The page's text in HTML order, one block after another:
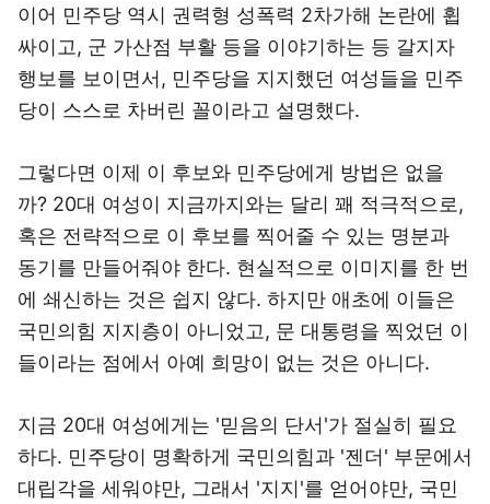
이어 민주당 역시 권력형 성폭력 2차가해 논란에 휩
싸이고, 군 가산점 부활 등을 이야기하는 등 갈지자
행보를 보이면서, 민주당을 지지했던 여성들을 민주
당이 스스로 차버린 꼴이라고 설명했다.
그렇다면 이제 이 후보와 민주당에게 방법은 없을
까? 20대 여성이 지금까지와는 달리 꽤 적극적으로,
혹은 전략적으로 이 후보를 찍어줄 수 있는 명분과
동기를 만들어줘야 한다. 현실적으로 이미지를 한 번
에 쇄신하는 것은 쉽지 않다. 하지만 애초에 이들은
국민의힘 지지층이 아니었고, 문 대통령을 찍었던 이
들이라는 점에서 아예 희망이 없는 것은 아니다.
지금 20대 여성에게는 '믿음의 단서'가 절실히 필요
하다. 민주당이 명확하게 국민의힘과 '젠더' 부문에서
대립각을 세워야만, 그래서 '지지'를 얻어야만, 국민